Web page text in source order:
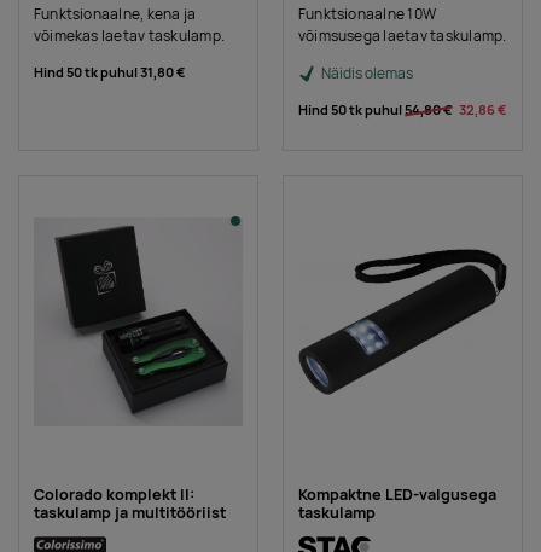
Funktsionaalne, kena ja
võimekas laetav taskulamp.
Hind 50 tk puhul31,80 €
Funktsionaalne 10W
võimsusega laetav taskulamp.
Näidis olemas
Hind 50 tk puhul54,80 € 32,86 €
Colorado komplekt II:
taskulamp ja multitööriist
Kompaktne LED-valgusega
taskulamp